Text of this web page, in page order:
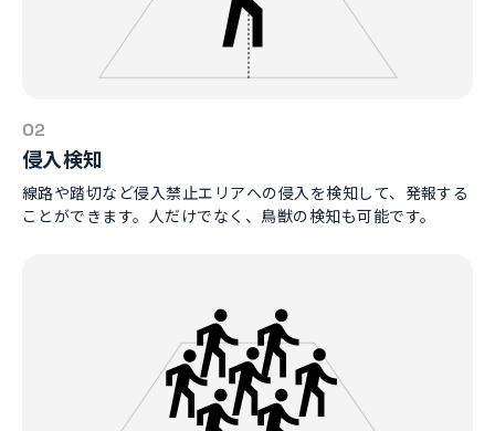
02
侵入検知
線路や踏切など侵入禁止エリアへの侵入を検知して、発報する
ことができます。人だけでなく、鳥獣の検知も可能です。